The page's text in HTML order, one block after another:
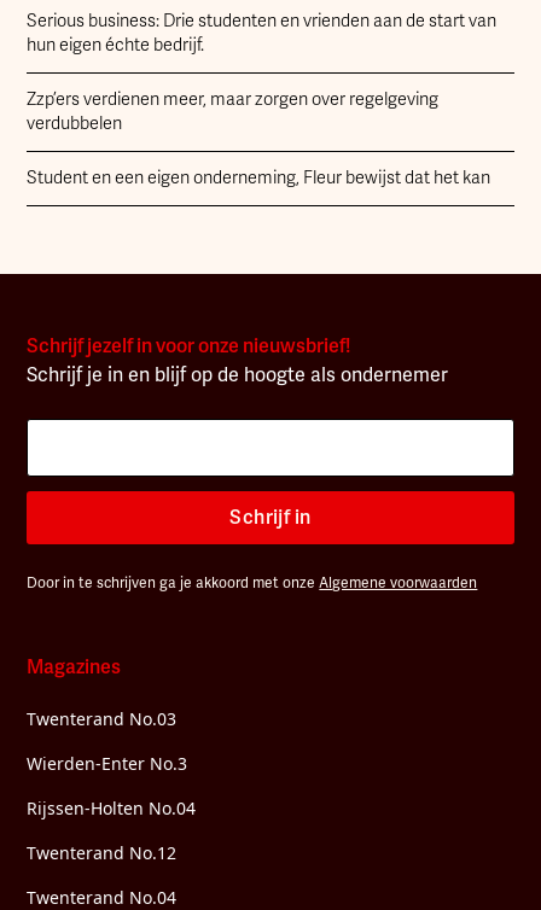
Serious business: Drie studenten en vrienden aan de start van
hun eigen échte bedrijf.
Zzp’ers verdienen meer, maar zorgen over regelgeving
verdubbelen
Student en een eigen onderneming, Fleur bewijst dat het kan
Schrijf jezelf in voor onze nieuwsbrief!
Schrijf je in en blijf op de hoogte als ondernemer
Schrijf in
Door in te schrijven ga je akkoord met onzeAlgemene voorwaarden
Magazines
Twenterand No.03
Wierden-Enter No.3
Rijssen-Holten No.04
Twenterand No.12
Twenterand No.04